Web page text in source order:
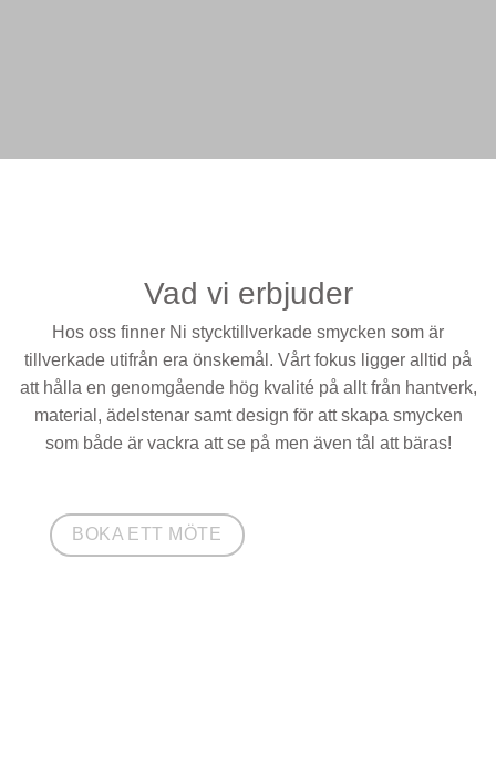
Vad vi erbjuder
Hos oss finner Ni stycktillverkade smycken som är
tillverkade utifrån era önskemål. Vårt fokus ligger alltid på
att hålla en genomgående hög kvalité på allt från hantverk,
material, ädelstenar samt design för att skapa smycken
som både är vackra att se på men även tål att bäras!
BOKA ETT MÖTE